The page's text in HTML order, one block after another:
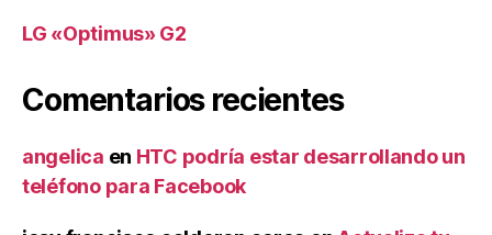
LG «Optimus» G2
Comentarios recientes
angelica en HTC podría estar desarrollando un
teléfono para Facebook